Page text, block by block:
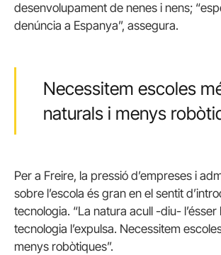
desenvolupament de nenes i nens;
denúncia a Espanya”, assegura.
Necessitem escoles
naturals i menys
Per a Freire, la pressió d’empreses i
sobre l’escola és gran en el sentit
tecnologia. “La natura acull -diu- l’ésser
tecnologia l’expulsa. Necessitem
menys robòtiques”.